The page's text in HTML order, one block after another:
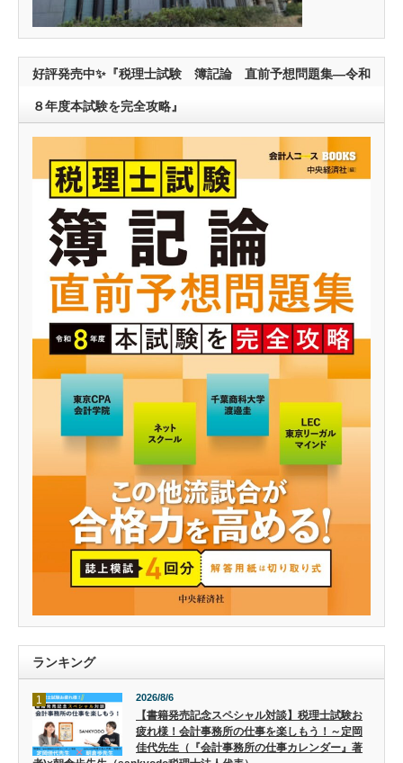
好評発売中✨『税理士試験 簿記論 直前予想問題集―令和
８年度本試験を完全攻略』
ランキング
1 2026/8/6
【書籍発売記念スペシャル対談】税理士試験お
疲れ様！会計事務所の仕事を楽しもう！～定岡
佳代先生（『会計事務所の仕事カレンダー』著